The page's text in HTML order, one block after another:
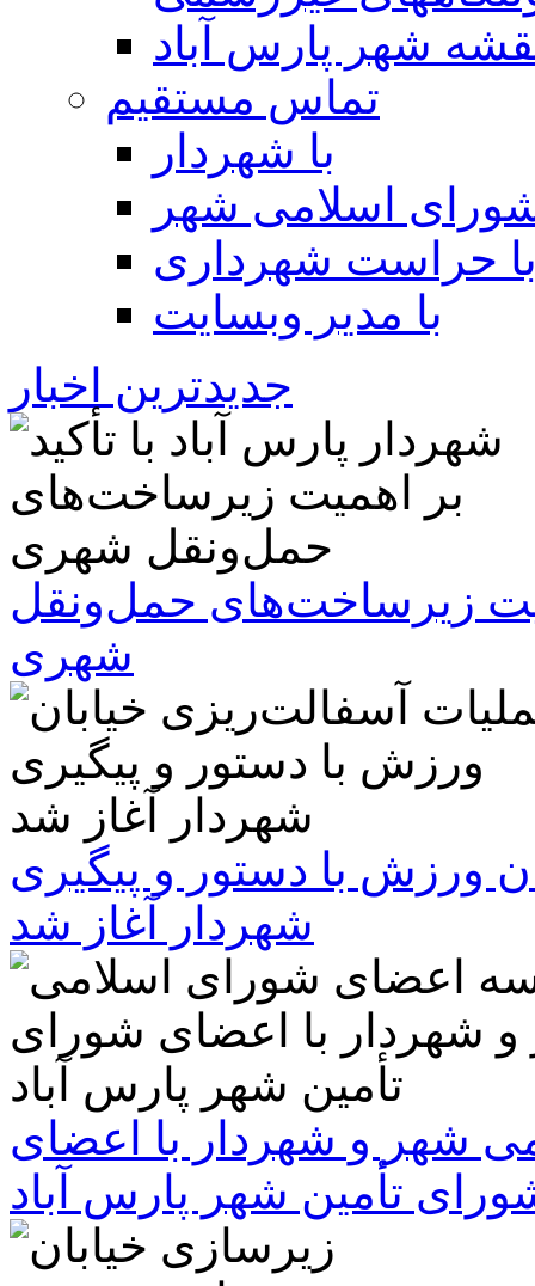
شهر پارس آباد
تماس مستقیم
با شهردار
اسلامی شهر
حراست شهرداری
با مدیر وبسایت
جدیدترین اخبار
زیرساخت‌های حمل‌ونقل
شهری
ورزش با دستور و پیگیری
شهردار آغاز شد
شهر و شهردار با اعضای
تأمین شهر پارس آباد